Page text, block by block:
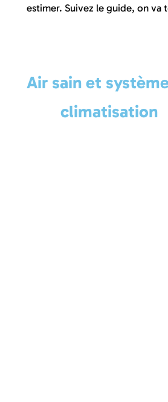
estimer. Suivez le guide, on va
Air sain et
climatisation